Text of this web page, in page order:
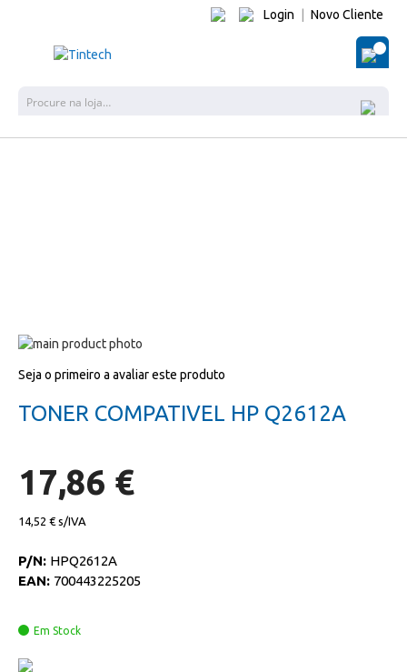
Login Novo Cliente
O
Salte
o
imagens
para
início
de
imagens
Seja o primeiro a avaliar este produto
TONER COMPATIVEL HP Q2612A
17,86 €
14,52 €
P/N: HPQ2612A
EAN: 700443225205
Em Stock